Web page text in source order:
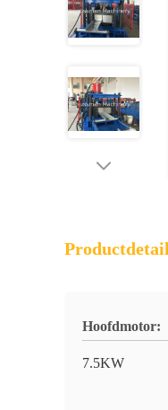
Hoofdmotor:
7.5KW